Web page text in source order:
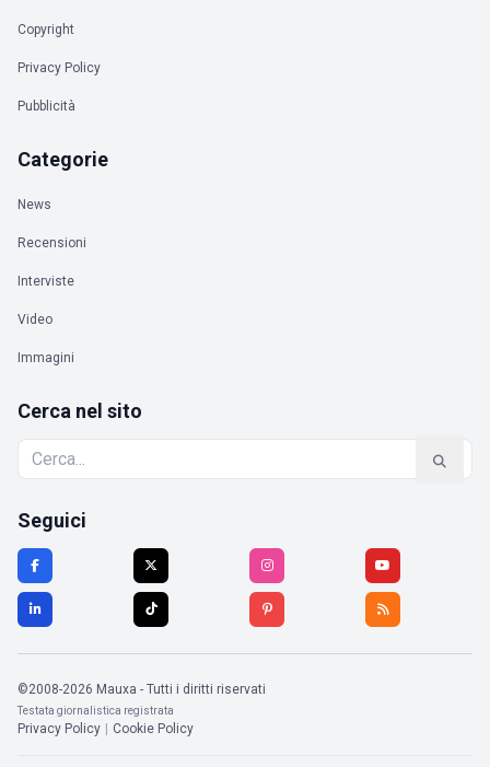
Copyright
Privacy Policy
Pubblicità
Categorie
News
Recensioni
Interviste
Video
Immagini
Cerca nel sito
Seguici
©2008-2026 Mauxa - Tutti i diritti riservati
Testata giornalistica registrata
Privacy Policy Cookie Policy